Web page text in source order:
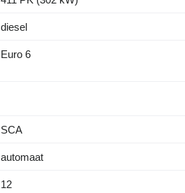
diesel
Euro 6
SCA
automaat
12